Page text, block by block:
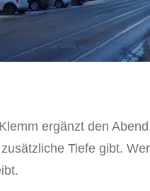
ergänzt den
Tiefe gibt.